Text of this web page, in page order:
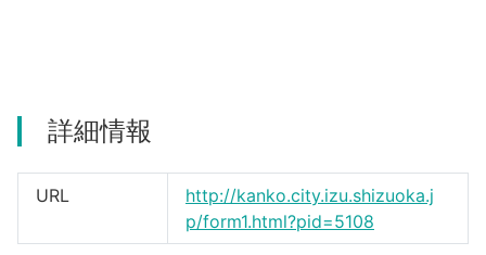
詳細情報
URL
http://kanko.city.izu.shizuoka.j
p/form1.html?pid=5108